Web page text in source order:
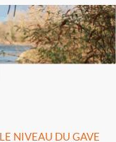
NIVEAU DU GAVE